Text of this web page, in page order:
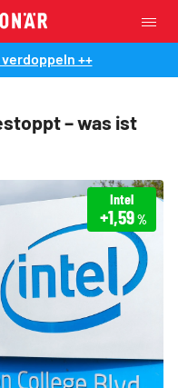
++
– was ist
Intel
+1,59%